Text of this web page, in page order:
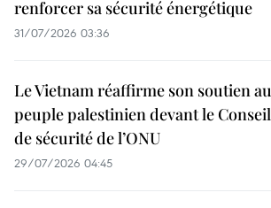
renforcer sa sécurité énergétique
31/07/2026 03:36
Le Vietnam réaffirme son soutien au
peuple palestinien devant le Conseil
de sécurité de l’ONU
29/07/2026 04:45